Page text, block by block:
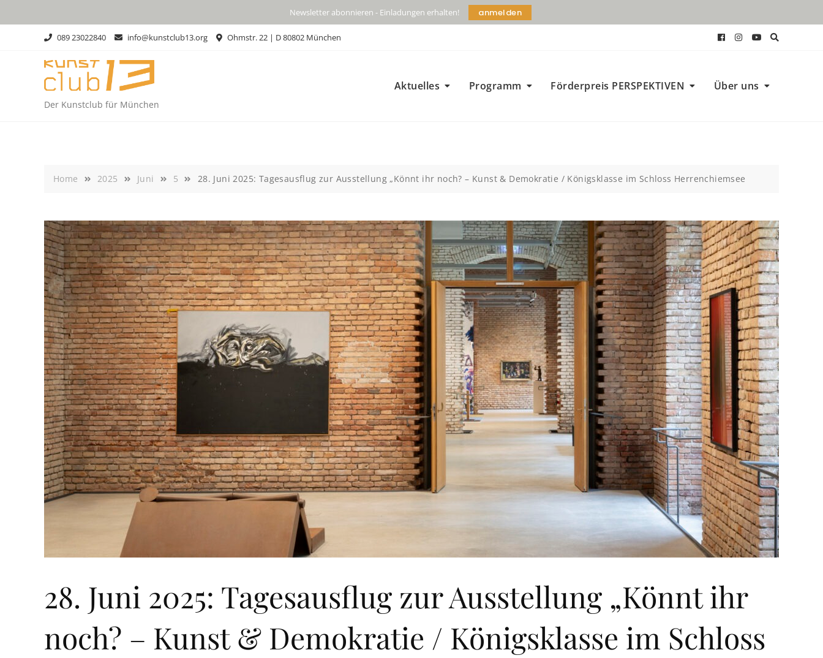
Newsletter abonnieren - Einladungen erhalten! anmelden
089 23022840 info@kunstclub13.org Ohmstr. 22 | D 80802 München
Der Kunstclub für München
Aktuelles Programm Förderpreis PERSPEKTIVEN Über uns
Home 2025 Juni 5 28. Juni 2025: Tagesausflug zur Ausstellung „Könnt ihr noch? – Kunst & Demokratie / Königsklasse im Schloss Herrenchiemsee
28. Juni 2025: Tagesausflug zur Ausstellung „Könnt ihr
noch? – Kunst & Demokratie / Königsklasse im Schloss